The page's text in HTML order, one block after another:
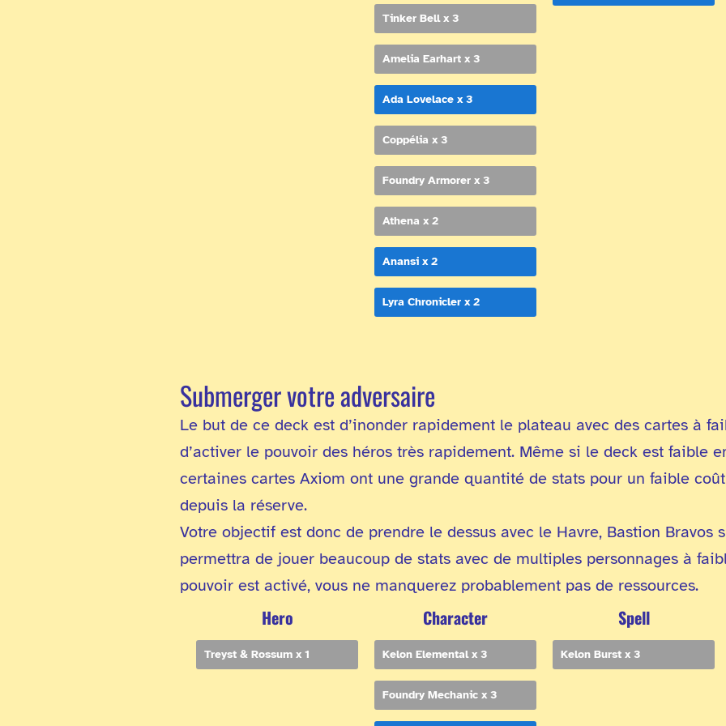
Tinker Bell x 3
Amelia Earhart x 3
Ada Lovelace x 3
Coppélia x 3
Foundry Armorer x 3
Athena x 2
Anansi x 2
Lyra Chronicler x 2
Submerger votre adversaire
Le but de ce deck est d’inonder rapidement le plateau avec des cartes à
d’activer le pouvoir des héros très rapidement. Même si le deck est faible
certaines cartes Axiom ont une grande quantité de stats pour un faible
depuis la réserve.
Votre objectif est donc de prendre le dessus avec le Havre, Bastion Bravos
permettra de jouer beaucoup de stats avec de multiples personnages à
pouvoir est activé, vous ne manquerez probablement pas de ressources.
Hero
Treyst & Rossum x 1
Character
Kelon Elemental x 3
Foundry Mechanic x 3
Spell
Kelon Burst x 3